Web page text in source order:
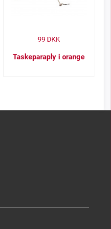
Taskeparaply i orange
99 DKK